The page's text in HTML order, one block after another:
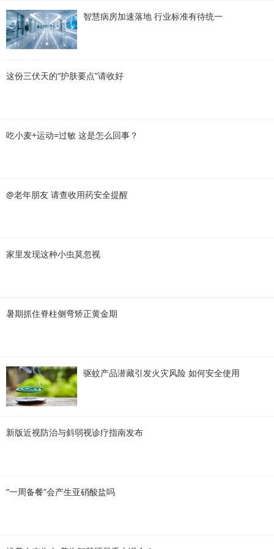
智慧病房加速落地 行业标准有待统一
这份三伏天的“护肤要点”请收好
吃小麦+运动=过敏 这是怎么回事？
@老年朋友 请查收用药安全提醒
家里发现这种小虫莫忽视
暑期抓住脊柱侧弯矫正黄金期
驱蚊产品潜藏引发火灾风险 如何安全使用
新版近视防治与斜弱视诊疗指南发布
“一周备餐”会产生亚硝酸盐吗